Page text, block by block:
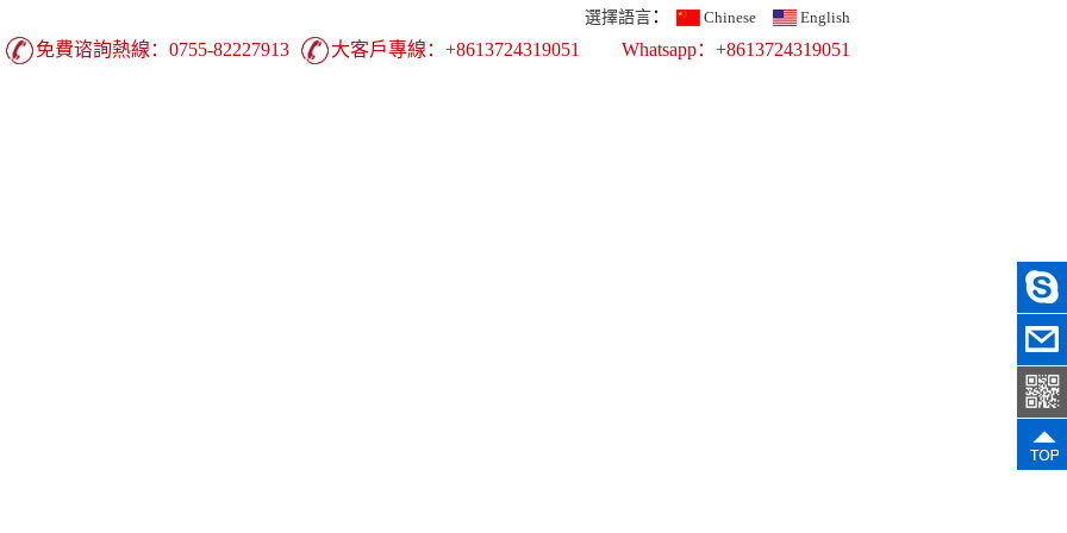
免費谘詢熱線：0755-82227913 大客戶專線：+8613724319051 Whatsapp：+8613724319051
選擇語言 ： Chinese English